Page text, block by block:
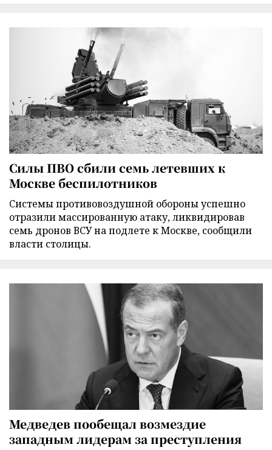
Силы ПВО сбили семь летевших к
Москве беспилотников
Cистемы противовоздушной обороны успешно
отразили массированную атаку, ликвидировав
семь дронов ВСУ на подлете к Москве, сообщили
власти столицы.
Медведев пообещал возмездие
западным лидерам за преступления